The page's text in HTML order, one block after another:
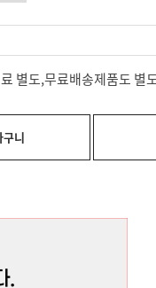
별도,무료배송제품도 별
구니